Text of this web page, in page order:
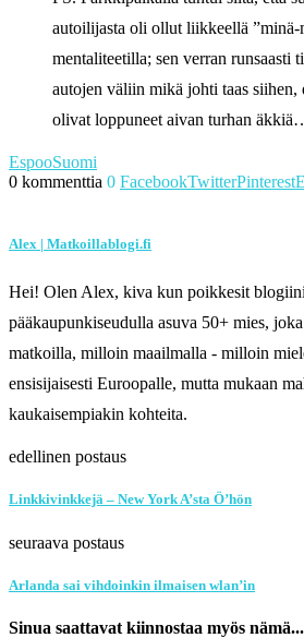
autoilijasta oli ollut liikkeellä ”minä-
mentaliteetilla; sen verran runsaasti
autojen väliin mikä johti taas siihen,
olivat loppuneet aivan turhan
EspooSuomi
0 kommenttia 0 FacebookTwitterPinterest
Alex | Matkoillablogi.fi
Hei! Olen Alex, kiva kun poikkesit
pääkaupunkiseudulla asuva 50+ mies,
matkoilla, milloin maailmalla - milloin
ensisijaisesti Euroopalle, mutta mukaan
kaukaisempiakin kohteita.
edellinen postaus
Linkkivinkkejä – New York A’sta Ö’hön
seuraava postaus
Arlanda sai vihdoinkin ilmaisen wlan’in
Sinua saattavat kiinnostaa myös nämä...